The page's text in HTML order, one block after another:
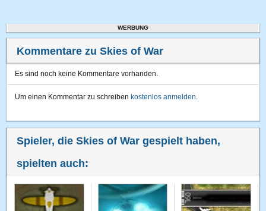
WERBUNG
Kommentare zu Skies of War
Es sind noch keine Kommentare vorhanden.
Um einen Kommentar zu schreiben kostenlos anmelden.
Spieler, die Skies of War gespielt haben,
spielten auch: